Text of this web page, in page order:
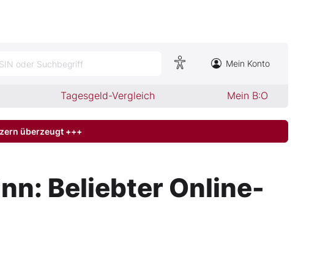
oder Suchbegriff Mein Konto
Tagesgeld-Vergleich Mein B:O
überzeugt +++
Beliebter Online-